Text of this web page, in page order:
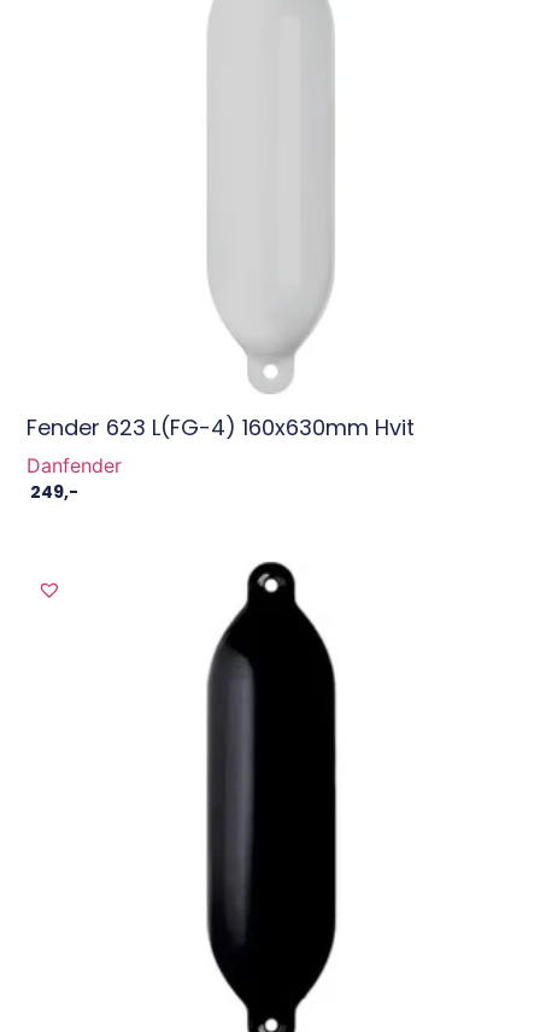
Fender 623 L(FG-4) 160x630mm Hvit
Danfender
249,-